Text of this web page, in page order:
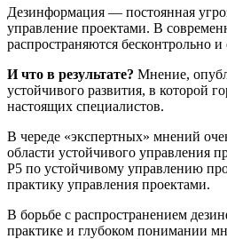
Дезинформация — постоянная
управление проектами. В
распространяются бесконтрольно
И что в результате? Мнение,
устойчивого развития, в которой
настоящих специалистов.
В череде «экспертных» мнений
области устойчивого управления
P5 по устойчивому управлению
практику управления проектами.
В борьбе с распространением
практике и глубоком понимании